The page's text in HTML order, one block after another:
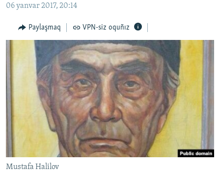
qaytmaq
MEDENİYET
İNSAN AQLARI
SÜRET
BLOGLAR
FİKİR
Українською
QOŞULIÑIZ!
06 yanvar 2017, 20:14
Paylaşmaq VPN-siz oquñız
Mustafa Halilov